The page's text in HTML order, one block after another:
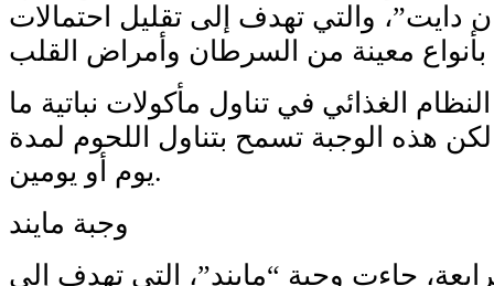
دايت”، والتي تهدف إلى تقليل احتمالات
الغذائي في تناول مأكولات نباتية ما
7 أيام، لكن هذه الوجبة تسمح بتناول اللحوم لمدة
يوم أو يومين.
وجبة مايند
جاءت وجبة “مايند”، التي تهدف إلى